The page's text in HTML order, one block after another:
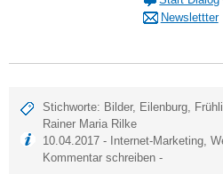
Newslettter
Stichworte: Bilder, Eilenburg,
Rainer Maria Rilke
10.04.2017 - Internet-Marketing,
Kommentar schreiben -